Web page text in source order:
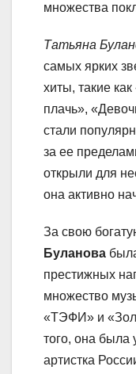
множества
Татьяна
самых ярких
хиты, такие
плачь»,
стали
за ее
открыли для
она активно
За свою
Буланова
престижных
множество
«ТЭФИ» и
того, она была
артистка